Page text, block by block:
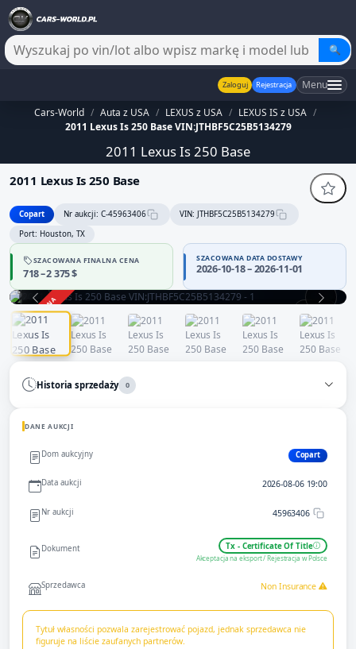
🔍
Zaloguj Rejestracja Menu
Cars-World / Auta z USA / LEXUS z USA / LEXUS IS z USA /
2011 Lexus Is 250 Base VIN:JTHBF5C25B5134279
2011 Lexus Is 250 Base
2011 Lexus Is 250 Base
Copart Nr aukcji: C-45963406
VIN: JTHBF5C25B5134279
Port: Houston, TX
SZACOWANA FINALNA CENA
718 – 2 375 $
SZACOWANA DATA DOSTAWY
2026-10-18 – 2026-11-01
ZAKOŃCZONA
Sprzedawca bez potwierdzonej wiarygodności — część danych
może być niepełna
Zachowaj ostrożność i dokładnie zweryfikuj historię pojazdu.
Historia sprzedaży 0
DANE AUKCJI
Dom aukcyjny Copart
Data aukcji 2026-08-06 19:00
Nr aukcji 45963406
Dokument Tx - Certificate Of Title
Akceptacja na eksport / Rejestracja w Polsce
Sprzedawca Non Insurance
Tytuł własności pozwala zarejestrować pojazd, jednak sprzedawca nie
figuruje na liście zaufanych partnerów.